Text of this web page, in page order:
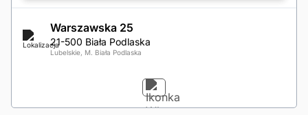
Warszawska 25
21-500 Biała Podlaska
Lubelskie, M. Biała Podlaska